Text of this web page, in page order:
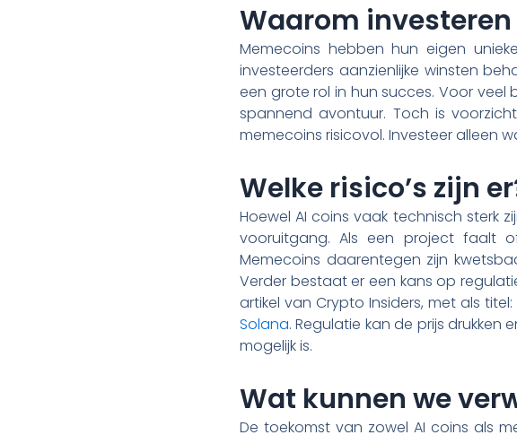
Waarom
Memecoins hebben hun eigen
investeerders aanzienlijke winsten
een grote rol in hun succes. Voor veel
spannend avontuur. Toch is
memecoins risicovol. Investeer alleen
Welke risico’s zijn
Hoewel AI coins vaak technisch sterk
vooruitgang. Als een project faalt
Memecoins daarentegen zijn
Verder bestaat er een kans op
artikel van Crypto Insiders, met als titel:
Solana. Regulatie kan de prijs drukken
mogelijk is.
Wat kunnen we
De toekomst van zowel AI coins als